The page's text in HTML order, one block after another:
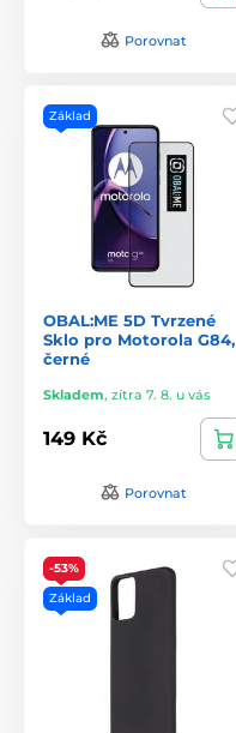
Porovnat
Základ
OBAL:ME 5D Tvrzené
Sklo pro Motorola G84,
černé
Skladem, zítra 7. 8. u vás
149 Kč
Porovnat
-53%
Základ